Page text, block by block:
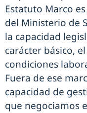
Estatuto Marco
del Ministerio de
la capacidad
carácter básico,
condiciones
Fuera de ese
capacidad de
que negociamos